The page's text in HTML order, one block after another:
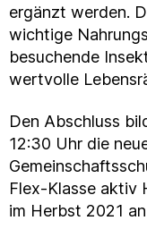
ergänzt werden.
wichtige
besuchende
wertvolle
Den Abschluss
12:30 Uhr die
Flex-Klasse aktiv
im Herbst 2021